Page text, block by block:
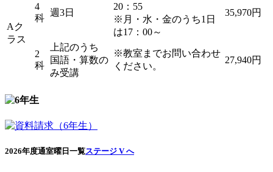
Aク
ラス
4
科
週3日
20：55
※月・水・金のうち1日
は17：00～
35,970円
2
科
上記のうち
国語・算数の
み受講
※教室までお問い合わせ
ください。
27,940円
2026年度通室曜日一覧ステージ V へ